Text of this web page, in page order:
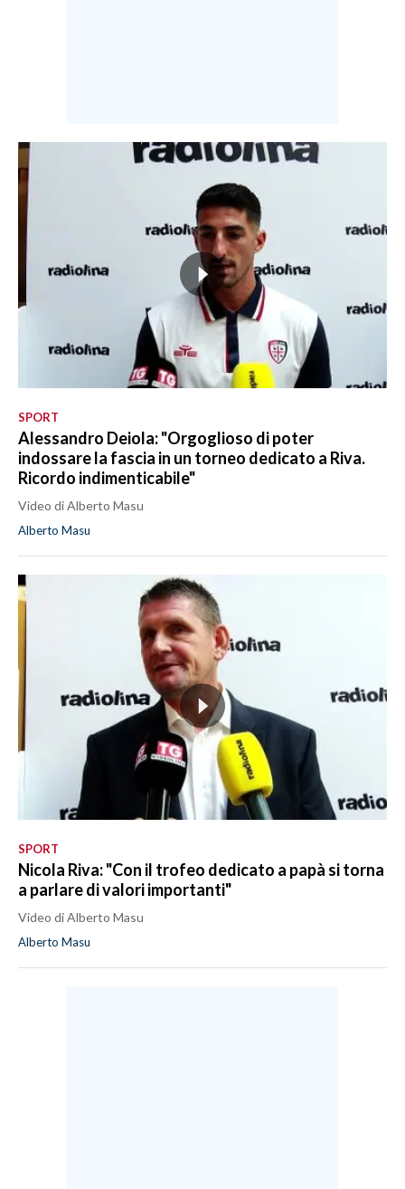
SPORT
Alessandro Deiola: "Orgoglioso di poter
indossare la fascia in un torneo dedicato a Riva.
Ricordo indimenticabile"
Video di Alberto Masu
Alberto Masu
SPORT
Nicola Riva: "Con il trofeo dedicato a papà si torna
a parlare di valori importanti"
Video di Alberto Masu
Alberto Masu